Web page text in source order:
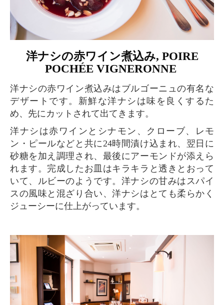
洋ナシの赤ワイン煮込み, POIRE
POCHÉE VIGNERONNE
洋ナシの赤ワイン煮込みはブルゴーニュの有名な
デザートです。新鮮な洋ナシは味を良くするた
め、先にカットされて出てきます。
洋ナシは赤ワインとシナモン、クローブ、レモ
ン・ピールなどと共に24時間漬け込まれ、翌日に
砂糖を加え調理され、最後にアーモンドが添えら
れます。完成したお皿はキラキラと透きとおって
いて、ルビーのようです。洋ナシの甘みはスパイ
スの風味と混ざり合い、洋ナシはとても柔らかく
ジューシーに仕上がっています。